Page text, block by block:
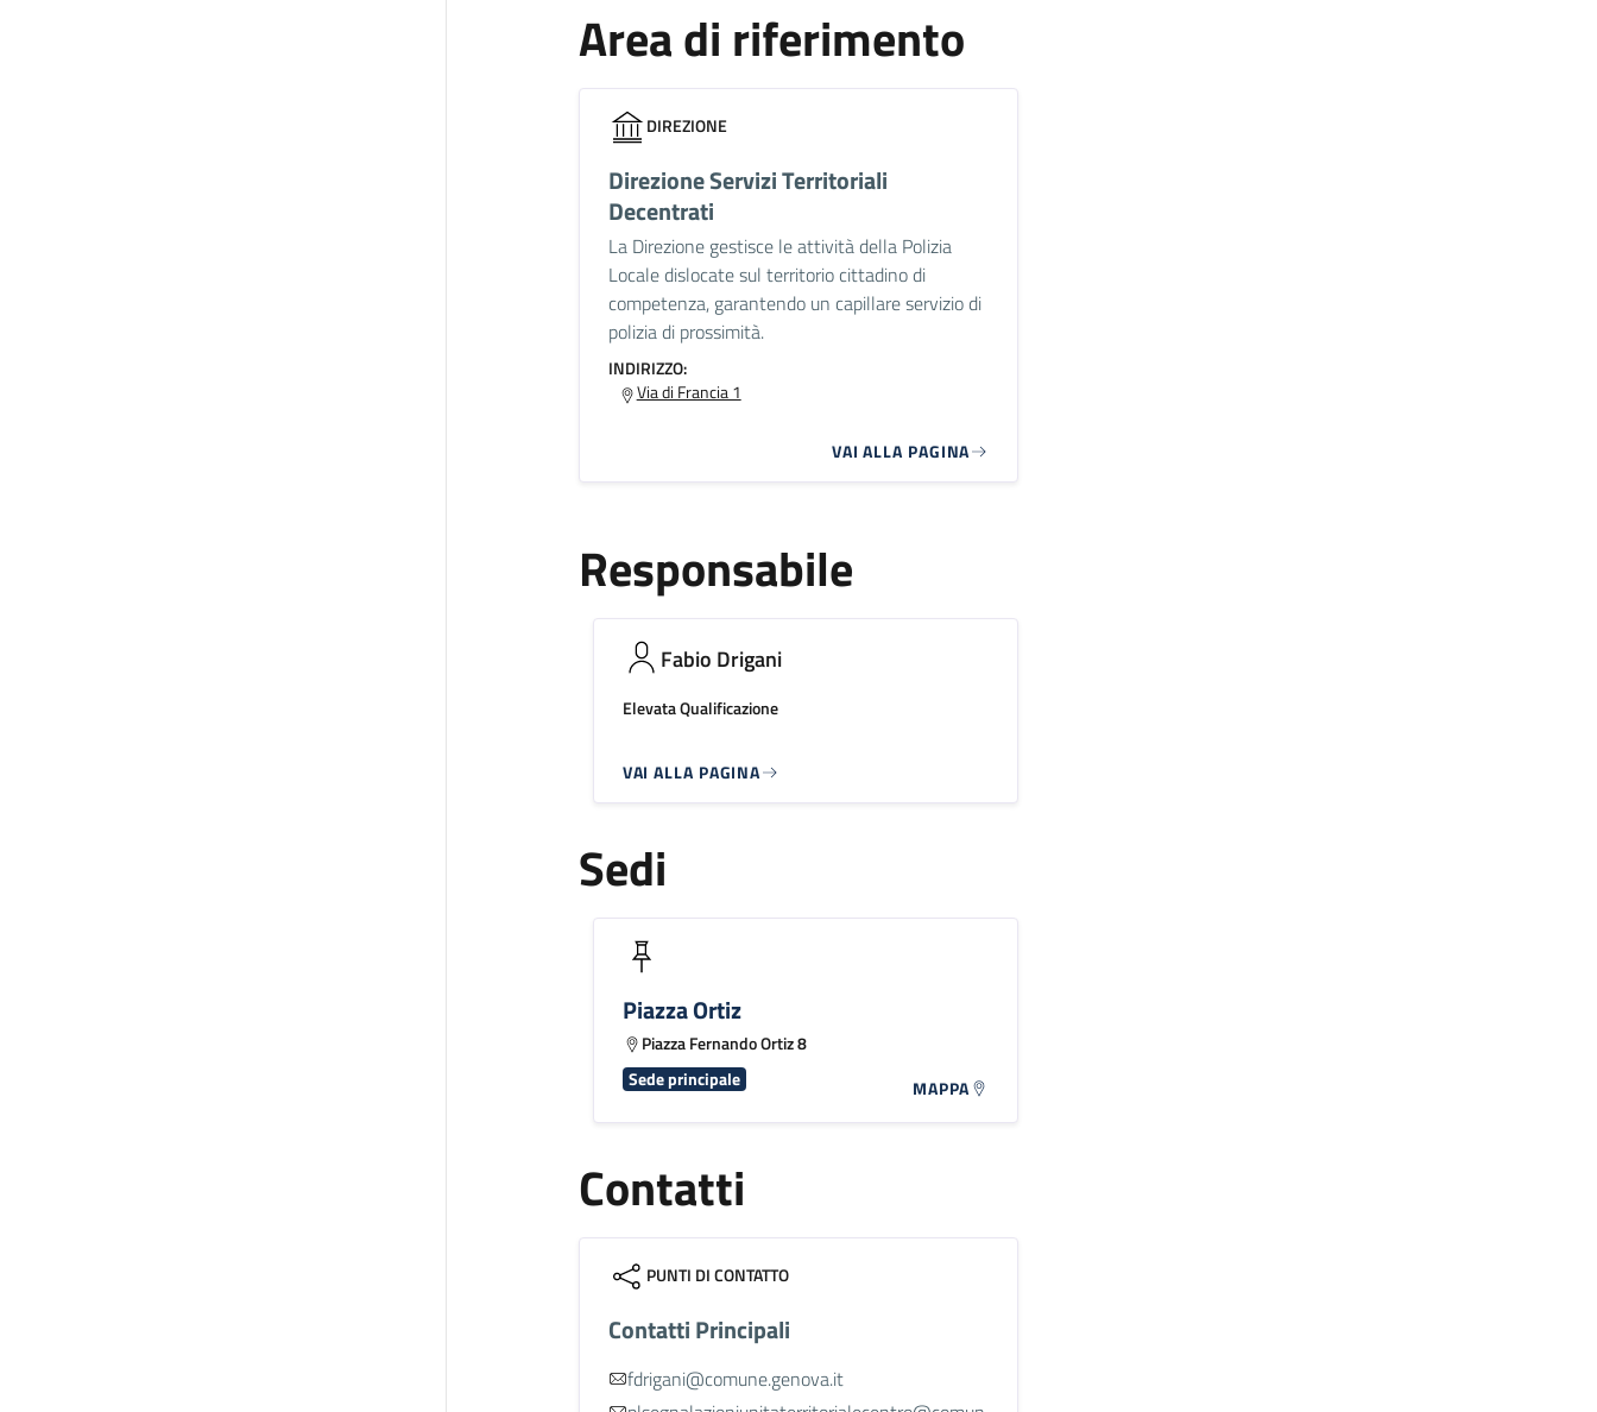
Area di riferimento
DIREZIONE
Direzione Servizi Territoriali
Decentrati
La Direzione gestisce le attività della Polizia
Locale dislocate sul territorio cittadino di
competenza, garantendo un capillare servizio di
polizia di prossimità.
INDIRIZZO:
Via di Francia 1
VAI ALLA PAGINA
Responsabile
Fabio Drigani
Elevata Qualificazione
VAI ALLA PAGINA
Sedi
Piazza Ortiz
Piazza Fernando Ortiz 8
Sede principale MAPPA
Contatti
PUNTI DI CONTATTO
Contatti Principali
fdrigani@comune.genova.it